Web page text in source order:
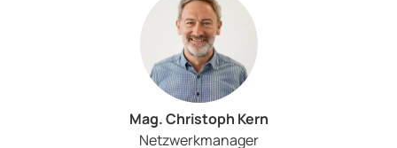
Mag. Christoph Kern
Netzwerkmanager